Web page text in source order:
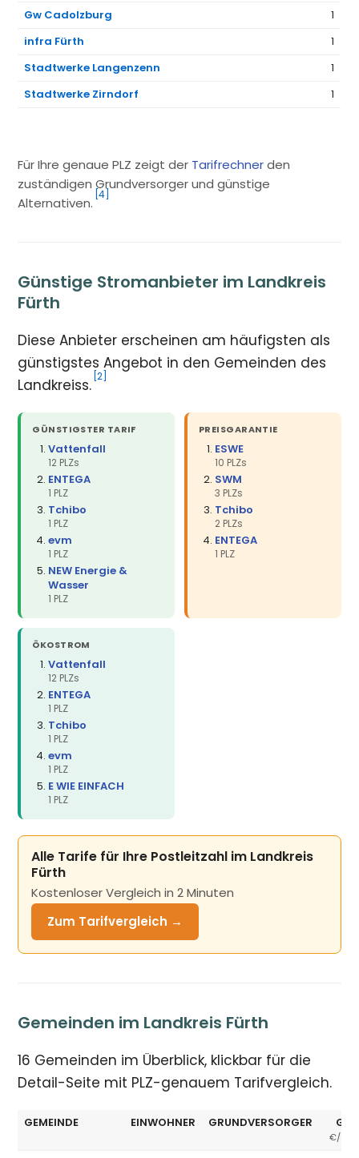
Gw Cadolzburg
1
infra Fürth
1
Stadtwerke Langenzenn
1
Stadtwerke Zirndorf
1
Für Ihre genaue PLZ zeigt der Tarifrechnerden
zuständigen Grundversorger und günstige
Alternativen.
[4]
Günstige Stromanbieter im Landkreis
Fürth
Diese Anbieter erscheinen am häufigsten als
günstigstes Angebot in den Gemeinden des
Landkreiss. [2]
GÜNSTIGSTER TARIF
Vattenfall
12 PLZs
ENTEGA
1 PLZ
Tchibo
1 PLZ
evm
1 PLZ
NEW Energie &
Wasser
1 PLZ
PREISGARANTIE
ESWE
10 PLZs
SWM
3 PLZs
Tchibo
2 PLZs
ENTEGA
1 PLZ
ÖKOSTROM
Vattenfall
12 PLZs
ENTEGA
1 PLZ
Tchibo
1 PLZ
evm
1 PLZ
E WIE EINFACH
1 PLZ
Alle Tarife für Ihre Postleitzahl im Landkreis
Fürth
Kostenloser Vergleich in 2 Minuten
Zum Tarifvergleich →
Gemeinden im Landkreis Fürth
16 Gemeinden im Überblick, klickbar für die
Detail-Seite mit PLZ-genauem Tarifvergleich.
GEMEINDE EINWOHNER GRUNDVERSORGER GV
€/